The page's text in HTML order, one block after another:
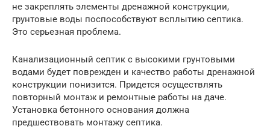
не закреплять элементы дренажной конструкции,
грунтовые воды поспособствуют всплытию септика.
Это серьезная проблема.
Канализационный септик с высокими грунтовыми
водами будет поврежден и качество работы дренажной
конструкции понизится. Придется осуществлять
повторный монтаж и ремонтные работы на даче.
Установка бетонного основания должна
предшествовать монтажу септика.